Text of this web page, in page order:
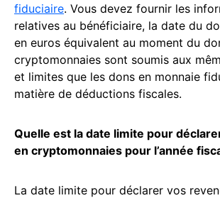
fiduciaire. Vous devez fournir les
relatives au bénéficiaire, la date du
en euros équivalent au moment du
cryptomonnaies sont soumis aux
et limites que les dons en monnaie
matière de déductions fiscales.
Quelle est la date limite pour
en cryptomonnaies pour l’année
La date limite pour déclarer vos